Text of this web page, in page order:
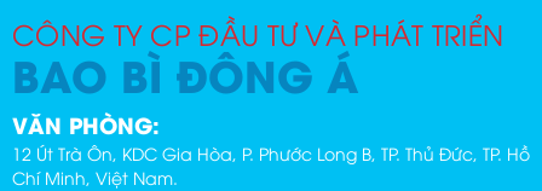
CÔNG TY CP ĐẦU TƯ VÀ PHÁT TRIỂN
BAO BÌ ĐÔNG Á
VĂN PHÒNG:
12 Út Trà Ôn, KDC Gia Hòa, P. Phước Long B, TP. Thủ Đức, TP. Hồ
Chí Minh, Việt Nam.